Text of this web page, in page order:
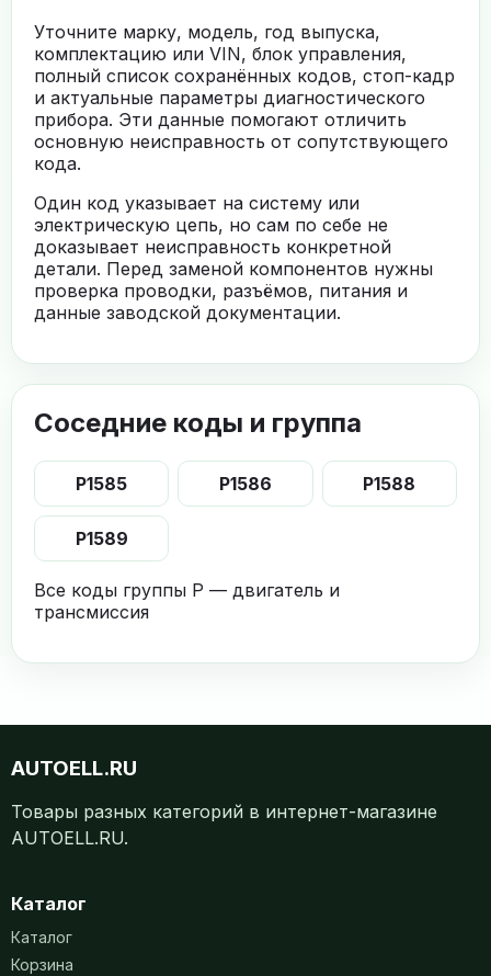
Уточните марку, модель, год выпуска,
комплектацию или VIN, блок управления,
полный список сохранённых кодов, стоп-кадр
и актуальные параметры диагностического
прибора. Эти данные помогают отличить
основную неисправность от сопутствующего
кода.
Один код указывает на систему или
электрическую цепь, но сам по себе не
доказывает неисправность конкретной
детали. Перед заменой компонентов нужны
проверка проводки, разъёмов, питания и
данные заводской документации.
Соседние коды и группа
P1585 P1586 P1588
P1589
Все коды группы P — двигатель и
трансмиссия
AUTOELL.RU
Товары разных категорий в интернет-магазине
AUTOELL.RU.
Каталог
Каталог
Корзина